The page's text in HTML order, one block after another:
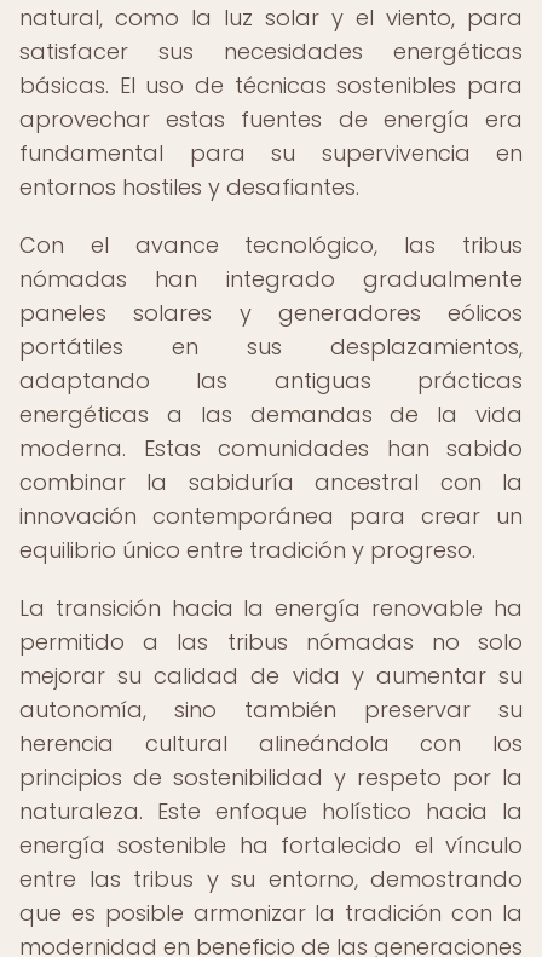
natural, como la luz solar y el viento, para
satisfacer sus necesidades energéticas
básicas. El uso de técnicas sostenibles para
aprovechar estas fuentes de energía era
fundamental para su supervivencia en
entornos hostiles y desafiantes.
Con el avance tecnológico, las tribus
nómadas han integrado gradualmente
paneles solares y generadores eólicos
portátiles en sus desplazamientos,
adaptando las antiguas prácticas
energéticas a las demandas de la vida
moderna. Estas comunidades han sabido
combinar la sabiduría ancestral con la
innovación contemporánea para crear un
equilibrio único entre tradición y progreso.
La transición hacia la energía renovable ha
permitido a las tribus nómadas no solo
mejorar su calidad de vida y aumentar su
autonomía, sino también preservar su
herencia cultural alineándola con los
principios de sostenibilidad y respeto por la
naturaleza. Este enfoque holístico hacia la
energía sostenible ha fortalecido el vínculo
entre las tribus y su entorno, demostrando
que es posible armonizar la tradición con la
modernidad en beneficio de las generaciones